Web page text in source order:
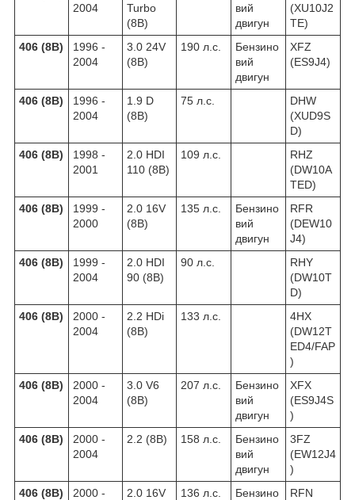
2004
Turbo
(8B)
вий
двигун
(XU10J2
TE)
406 (8B)
1996 -
2004
3.0 24V
(8B)
190 л.с.
Бензино
вий
двигун
XFZ
(ES9J4)
406 (8B)
1996 -
2004
1.9 D
(8B)
75 л.с.
DHW
(XUD9S
D)
406 (8B)
1998 -
2001
2.0 HDI
110 (8B)
109 л.с.
RHZ
(DW10A
TED)
406 (8B)
1999 -
2000
2.0 16V
(8B)
135 л.с.
Бензино
вий
двигун
RFR
(DEW10
J4)
406 (8B)
1999 -
2004
2.0 HDI
90 (8B)
90 л.с.
RHY
(DW10T
D)
406 (8B)
2000 -
2004
2.2 HDi
(8B)
133 л.с.
4HX
(DW12T
ED4/FAP
)
406 (8B)
2000 -
2004
3.0 V6
(8B)
207 л.с.
Бензино
вий
двигун
XFX
(ES9J4S
)
406 (8B)
2000 -
2004
2.2 (8B) 158 л.с.
Бензино
вий
двигун
3FZ
(EW12J4
)
406 (8B)
2000 -
2.0 16V
136 л.с.
Бензино
RFN